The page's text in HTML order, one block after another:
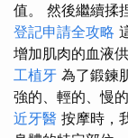
值。 然後繼續揉
登記申請全攻略
增加肌肉的血液
工植牙 為了鍛鍊
強的、輕的、慢
近牙醫 按摩時，